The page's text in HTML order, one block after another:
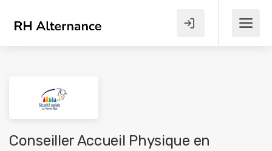
Conseiller Accueil Physique en